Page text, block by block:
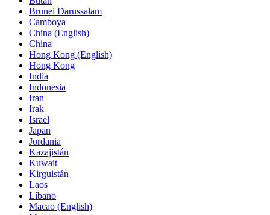
Brunei Darussalam
Camboya
China (English)
China
Hong Kong (English)
Hong Kong
India
Indonesia
Iran
Irak
Israel
Japan
Jordania
Kazajistán
Kuwait
Kirguistán
Laos
Líbano
Macao (English)